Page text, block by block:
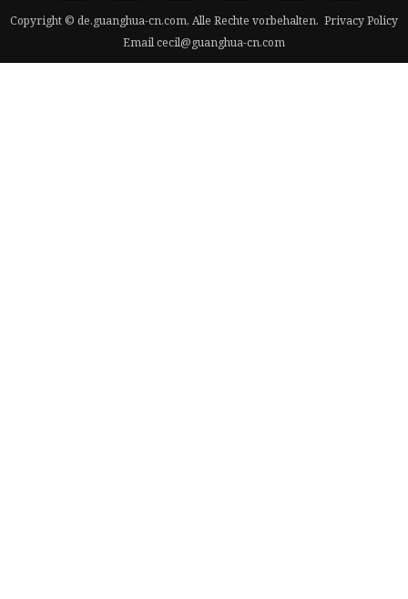
Copyright © de.guanghua-cn.com, Alle Rechte vorbehalten. Privacy Policy
Emailcecil@guanghua-cn.com